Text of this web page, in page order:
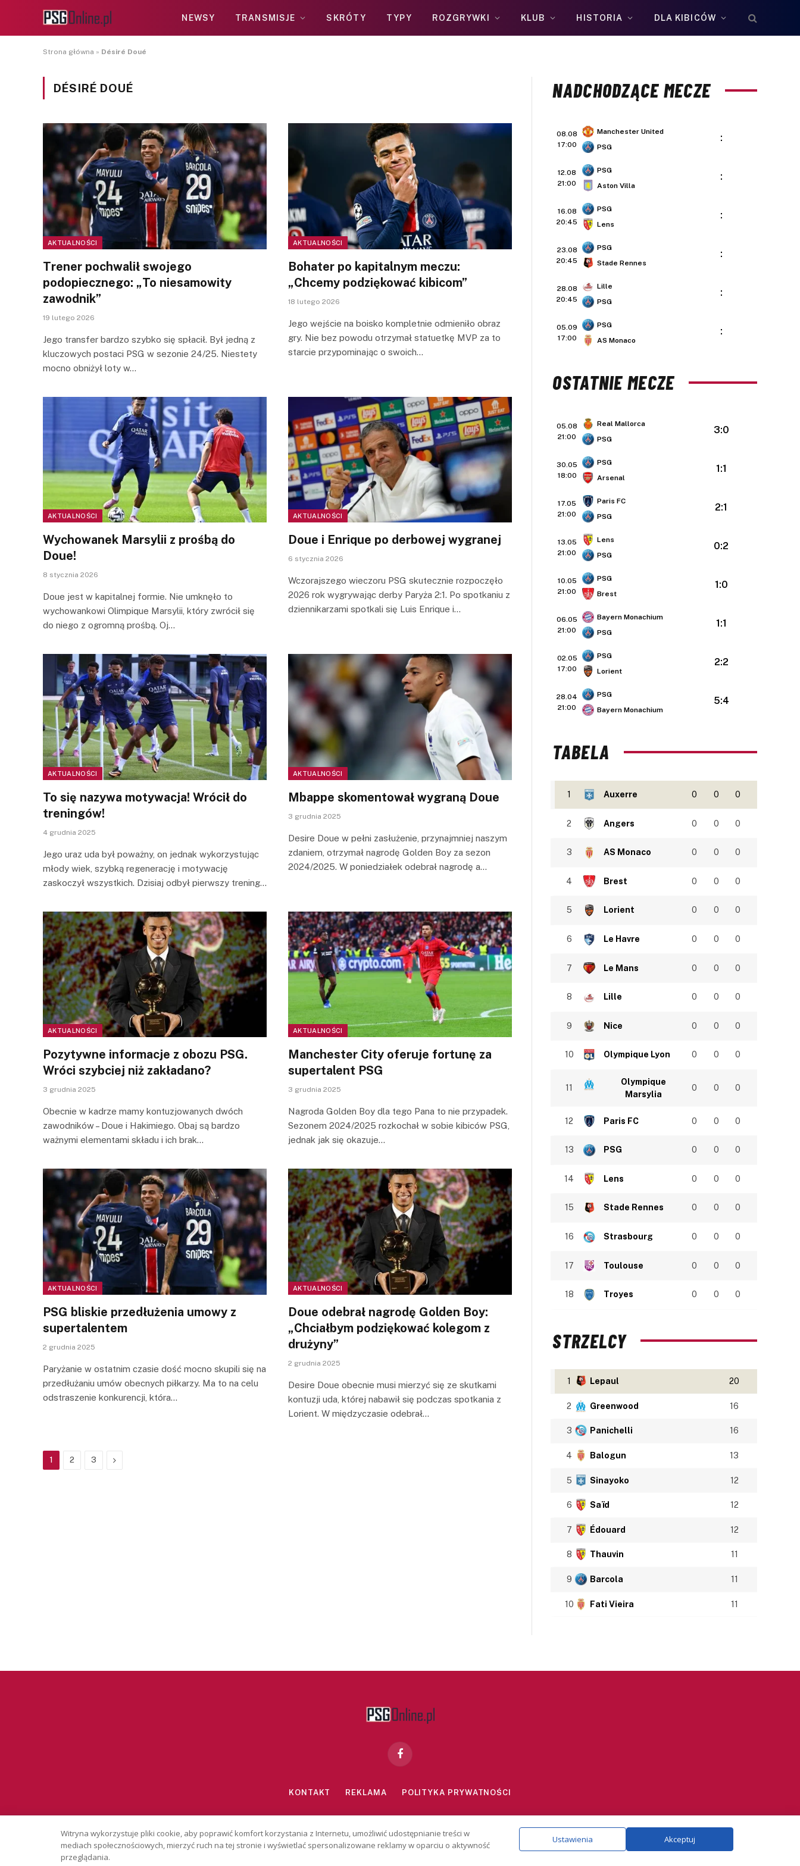
NEWSY TRANSMISJE SKRÓTY TYPY ROZGRYWKI KLUB HISTORIA DLA KIBICÓW
Strona główna » Désiré Doué
DÉSIRÉ DOUÉ
AKTUALNOŚCI
Trener pochwalił swojego
podopiecznego: „To niesamowity
zawodnik”
19 lutego 2026
Jego transfer bardzo szybko się spłacił. Był jedną z
kluczowych postaci PSG w sezonie 24/25. Niestety
mocno obniżył loty w…
AKTUALNOŚCI
Bohater po kapitalnym meczu:
„Chcemy podziękować kibicom”
18 lutego 2026
Jego wejście na boisko kompletnie odmieniło obraz
gry. Nie bez powodu otrzymał statuetkę MVP za to
starcie przypominając o swoich…
AKTUALNOŚCI
Wychowanek Marsylii z prośbą do
Doue!
8 stycznia 2026
Doue jest w kapitalnej formie. Nie umknęło to
wychowankowi Olimpique Marsylii, który zwrócił się
do niego z ogromną prośbą. Oj…
AKTUALNOŚCI
Doue i Enrique po derbowej wygranej
6 stycznia 2026
Wczorajszego wieczoru PSG skutecznie rozpoczęło
2026 rok wygrywając derby Paryża 2:1. Po spotkaniu z
dziennikarzami spotkali się Luis Enrique i…
AKTUALNOŚCI
To się nazywa motywacja! Wrócił do
treningów!
4 grudnia 2025
Jego uraz uda był poważny, on jednak wykorzystując
młody wiek, szybką regenerację i motywację
zaskoczył wszystkich. Dzisiaj odbył pierwszy trening…
AKTUALNOŚCI
Mbappe skomentował wygraną Doue
3 grudnia 2025
Desire Doue w pełni zasłużenie, przynajmniej naszym
zdaniem, otrzymał nagrodę Golden Boy za sezon
2024/2025. W poniedziałek odebrał nagrodę a…
AKTUALNOŚCI
Pozytywne informacje z obozu PSG.
Wróci szybciej niż zakładano?
3 grudnia 2025
Obecnie w kadrze mamy kontuzjowanych dwóch
zawodników – Doue i Hakimiego. Obaj są bardzo
ważnymi elementami składu i ich brak…
AKTUALNOŚCI
Manchester City oferuje fortunę za
supertalent PSG
3 grudnia 2025
Nagroda Golden Boy dla tego Pana to nie przypadek.
Sezonem 2024/2025 rozkochał w sobie kibiców PSG,
jednak jak się okazuje…
AKTUALNOŚCI
PSG bliskie przedłużenia umowy z
supertalentem
2 grudnia 2025
Paryżanie w ostatnim czasie dość mocno skupili się na
przedłużaniu umów obecnych piłkarzy. Ma to na celu
odstraszenie konkurencji, która…
AKTUALNOŚCI
Doue odebrał nagrodę Golden Boy:
„Chciałbym podziękować kolegom z
drużyny”
2 grudnia 2025
Desire Doue obecnie musi mierzyć się ze skutkami
kontuzji uda, której nabawił się podczas spotkania z
Lorient. W międzyczasie odebrał…
1 2 3 Next
NADCHODZĄCE MECZE
08.08
17:00
Manchester United
PSG
:
12.08
21:00
PSG
Aston Villa
:
16.08
20:45
PSG
Lens
:
23.08
20:45
PSG
Stade Rennes
:
28.08
20:45
Lille
PSG
:
05.09
17:00
PSG
AS Monaco
:
OSTATNIE MECZE
05.08
21:00
Real Mallorca
PSG
3:0
30.05
18:00
PSG
Arsenal
1:1
17.05
21:00
Paris FC
PSG
2:1
13.05
21:00
Lens
PSG
0:2
10.05
21:00
PSG
Brest
1:0
06.05
21:00
Bayern Monachium
PSG
1:1
02.05
17:00
PSG
Lorient
2:2
28.04
21:00
PSG
Bayern Monachium
5:4
TABELA
1 Auxerre 0 0 0
2 Angers 0 0 0
3 AS Monaco 0 0 0
4 Brest 0 0 0
5 Lorient 0 0 0
6 Le Havre 0 0 0
7 Le Mans 0 0 0
8 Lille 0 0 0
9 Nice 0 0 0
10 Olympique Lyon 0 0 0
11
Olympique
Marsylia
0 0 0
12 Paris FC 0 0 0
13 PSG 0 0 0
14 Lens 0 0 0
15 Stade Rennes 0 0 0
16 Strasbourg 0 0 0
17 Toulouse 0 0 0
18 Troyes 0 0 0
STRZELCY
1 Lepaul 20
2 Greenwood 16
3 Panichelli 16
4 Balogun 13
5 Sinayoko 12
6 Saïd 12
7 Édouard 12
8 Thauvin 11
9 Barcola 11
10 Fati Vieira 11
Facebook
KONTAKT REKLAMA POLITYKA PRYWATNOŚCI
Copyright © 2026 PSGonline.pl
Witryna wykorzystuje pliki cookie, aby poprawić komfort korzystania z Internetu, umożliwić udostępnianie treści w
mediach społecznościowych, mierzyć ruch na tej stronie i wyświetlać spersonalizowane reklamy w oparciu o aktywność
przeglądania.
Ustawienia Akceptuj